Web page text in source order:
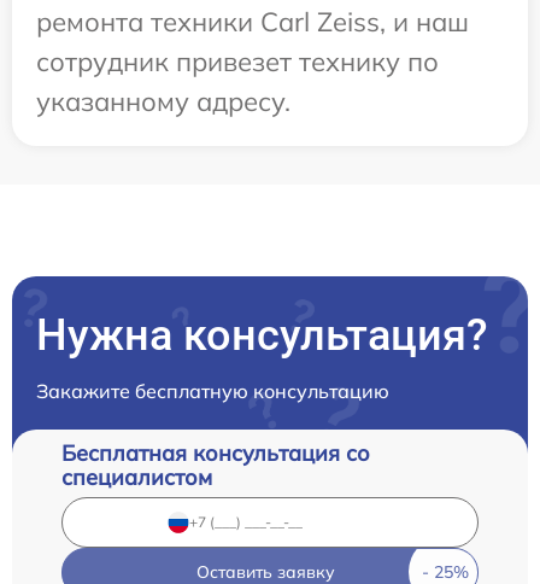
ремонта техники Carl Zeiss, и наш
сотрудник привезет технику по
указанному адресу.
Нужна консультация?
Закажите бесплатную консультацию
Бесплатная консультация со
специалистом
Оставить заявку